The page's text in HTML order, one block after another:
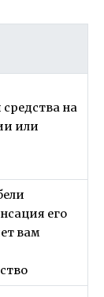
на
или
его
вам